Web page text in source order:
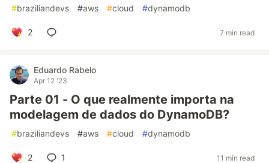
#braziliandevs #aws #cloud #dynamodb
2 7 min read
Eduardo Rabelo
Apr 12 '23
Parte 01 - O que realmente importa na
modelagem de dados do DynamoDB?
#braziliandevs #aws #cloud #dynamodb
2 1 11 min read